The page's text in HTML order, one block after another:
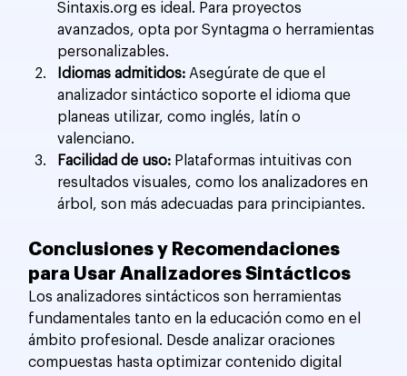
Sintaxis.org es ideal. Para proyectos
avanzados, opta por Syntagma o herramientas
personalizables.
Idiomas admitidos: Asegúrate de que el
analizador sintáctico soporte el idioma que
planeas utilizar, como inglés, latín o
valenciano.
Facilidad de uso: Plataformas intuitivas con
resultados visuales, como los analizadores en
árbol, son más adecuadas para principiantes.
Conclusiones y Recomendaciones
para Usar Analizadores Sintácticos
Los analizadores sintácticos son herramientas
fundamentales tanto en la educación como en el
ámbito profesional. Desde analizar oraciones
compuestas hasta optimizar contenido digital